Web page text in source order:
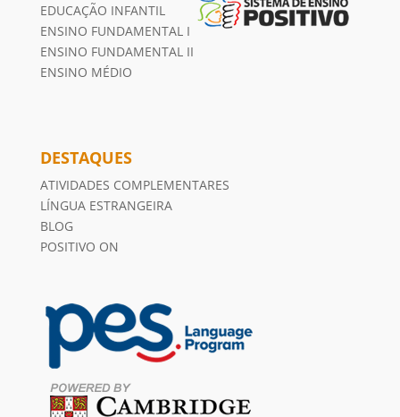
EDUCAÇÃO INFANTIL
ENSINO FUNDAMENTAL I
ENSINO FUNDAMENTAL II
ENSINO MÉDIO
DESTAQUES
ATIVIDADES COMPLEMENTARES
LÍNGUA ESTRANGEIRA
BLOG
POSITIVO ON